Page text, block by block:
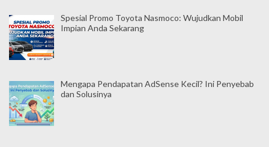
Spesial Promo Toyota Nasmoco: Wujudkan Mobil
Impian Anda Sekarang
Mengapa Pendapatan AdSense Kecil? Ini Penyebab
dan Solusinya